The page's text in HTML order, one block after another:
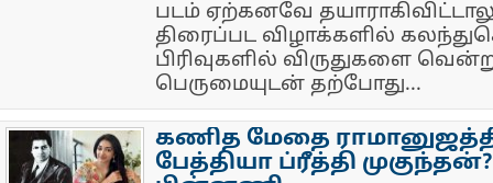
படம் ஏற்கனவே
திரைப்பட விழாக்களில்
பிரிவுகளில் விருதுகளை
பெருமையுடன் தற்போது...
கணித மேதை
பேத்தியா ப்ரீத்தி